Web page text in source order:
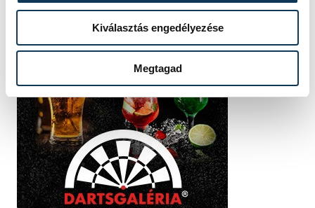
Kiválasztás engedélyezése
Megtagad